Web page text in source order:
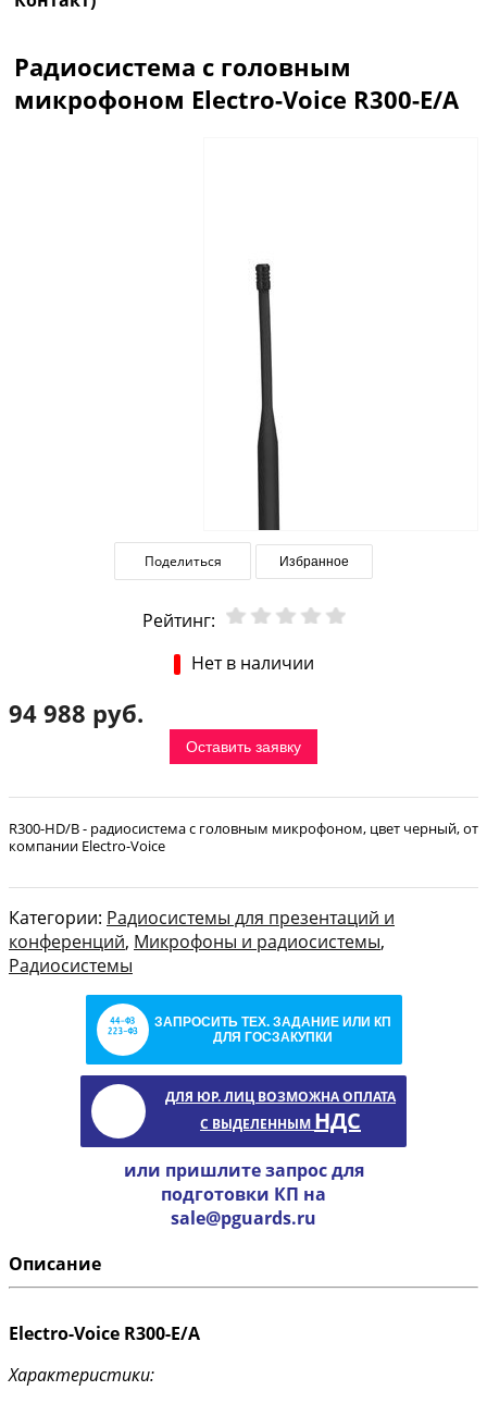
Радиосистема с головным
микрофоном Electro-Voice R300-E/A
Поделиться Избранное
Рейтинг:
Нет в наличии
94 988 руб.
Оставить заявку
R300-HD/B - радиосистема с головным микрофоном, цвет черный, от
компании Electro-Voice
Категории: Радиосистемы для презентаций и
конференций, Микрофоны и радиосистемы,
Радиосистемы
ЗАПРОСИТЬ ТЕХ. ЗАДАНИЕ ИЛИ КП
ДЛЯ ГОСЗАКУПКИ
ДЛЯ ЮР. ЛИЦ ВОЗМОЖНА ОПЛАТА
С ВЫДЕЛЕННЫМ НДС
или пришлите запрос для
подготовки КП на
sale@pguards.ru
Описание
Electro-Voice R300-E/A
Характеристики: